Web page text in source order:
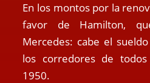
En los montos por la
favor de Hamilton,
Mercedes: cabe el
los corredores de
1950.